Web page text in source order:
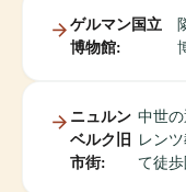
ゲルマン国立
博物館:
ニュルン
ベルク旧
市街:
中世
レン
て徒歩